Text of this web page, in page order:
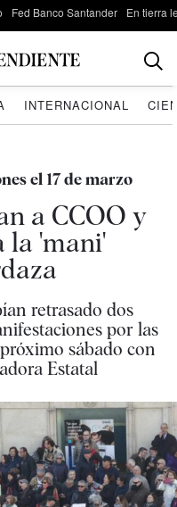
Fed Banco Santander En tierra
INTERNACIONAL
el 17 de marzo
a CCOO y
la 'mani'
retrasado dos
por las
sábado con
Estatal